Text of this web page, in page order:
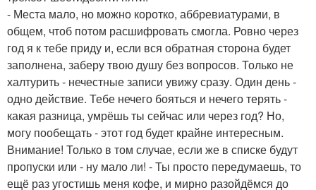
- Места мало, но можно коротко, аббревиатурами, в
общем, чтоб потом расшифровать смогла. Ровно через
год я к тебе приду и, если вся обратная сторона будет
заполнена, заберу твою душу без вопросов. Только не
халтурить - нечестные записи увижу сразу. Один день -
одно действие. Тебе нечего бояться и нечего терять -
какая разница, умрёшь ты сейчас или через год? Но,
могу пообещать - этот год будет крайне интересным.
Внимание! Только в том случае, если же в списке будут
пропуски или - ну мало ли! - Ты просто передумаешь, то
ещё раз угостишь меня кофе, и мирно разойдёмся до